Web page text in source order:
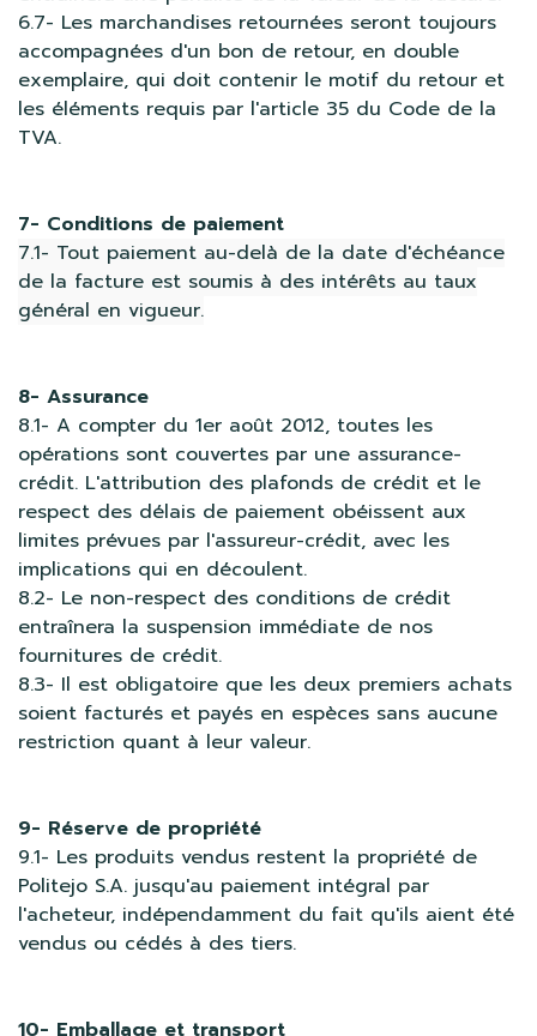
6.7- Les marchandises retournées seront toujours
accompagnées d'un bon de retour, en double
exemplaire, qui doit contenir le motif du retour et
les éléments requis par l'article 35 du Code de la
TVA.
7- Conditions de paiement
7.1- Tout paiement au-delà de la date d'échéance
de la facture est soumis à des intérêts au taux
général en vigueur.
8- Assurance
8.1- A compter du 1er août 2012, toutes les
opérations sont couvertes par une assurance-
crédit. L'attribution des plafonds de crédit et le
respect des délais de paiement obéissent aux
limites prévues par l'assureur-crédit, avec les
implications qui en découlent.
8.2- Le non-respect des conditions de crédit
entraînera la suspension immédiate de nos
fournitures de crédit.
8.3- Il est obligatoire que les deux premiers achats
soient facturés et payés en espèces sans aucune
restriction quant à leur valeur.
9- Réserve de propriété
9.1- Les produits vendus restent la propriété de
Politejo S.A. jusqu'au paiement intégral par
l'acheteur, indépendamment du fait qu'ils aient été
vendus ou cédés à des tiers.
10- Emballage et transport